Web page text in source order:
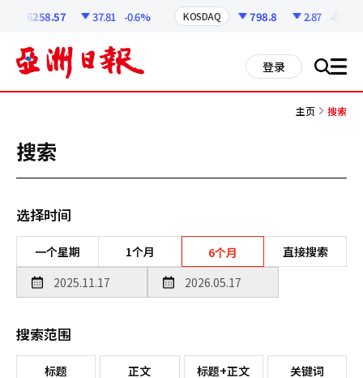
6258.57 37.81 -0.6% KOSDAQ 798.8 2.87 -0.36%
登录 搜 all
主页 搜索
搜索
选择时间
一个星期 1个月 6个月 直接搜索
搜索范围
标题 正文 标题+正文 关键词